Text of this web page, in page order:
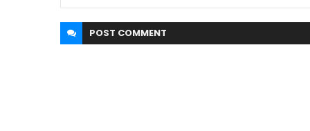
POST COMMENT